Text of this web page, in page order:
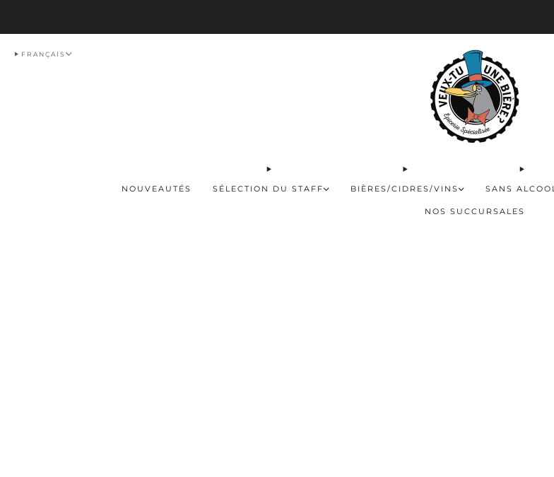
NOUVEAUTÉS SÉLECTION DU STAFF BIÈRES/CIDRES/VINS SANS ALCOOL
NOS SUCCURSALES
FRANÇAIS